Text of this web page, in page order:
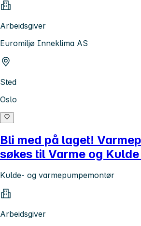
Arbeidsgiver
Euromiljø Inneklima AS
Sted
Oslo
Bli med på laget!
søkes til Varme og Kulde
Kulde- og varmepumpemontør
Arbeidsgiver